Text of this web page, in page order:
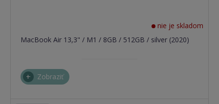
nie je skladom
MacBook Air 13,3" / M1 / 8GB / 512GB / silver (2020)
Zobraziť